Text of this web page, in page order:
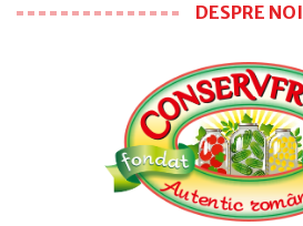
DESPRE NOI